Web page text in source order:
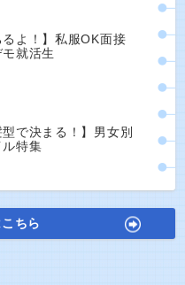
るよ！】私服OK面接
就活生
型で決まる！】男女別
ル特集
ちら